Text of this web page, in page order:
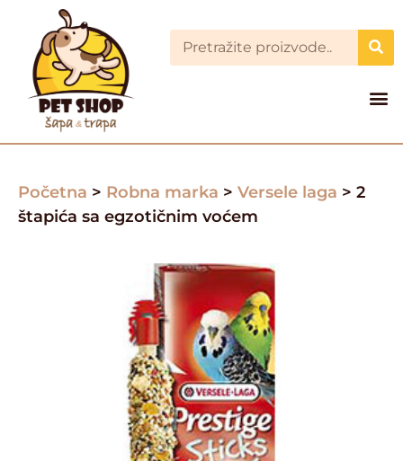
Početna > Robna marka > Versele laga > 2
štapića sa egzotičnim voćem